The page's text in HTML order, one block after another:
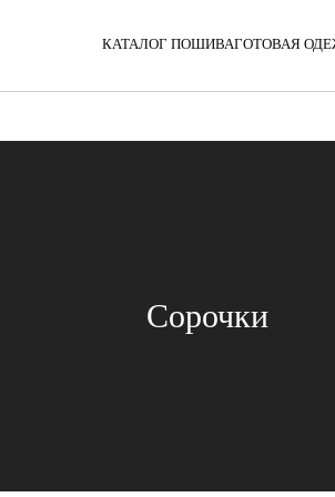
КАТАЛОГ ПОШИВАГОТОВАЯ
Сорочки